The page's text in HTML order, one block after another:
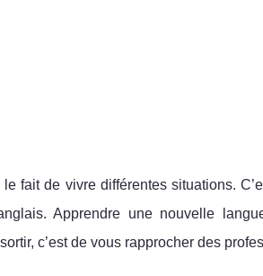
fait de vivre différentes situations.
Apprendre une nouvelle
c’est de vous rapprocher des